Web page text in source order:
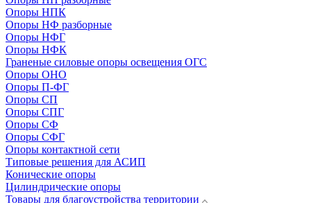
Опоры НПК
Опоры НФ разборные
Опоры НФГ
Опоры НФК
Граненые силовые опоры освещения ОГС
Опоры ОНО
Опоры П-ФГ
Опоры СП
Опоры СПГ
Опоры СФ
Опоры СФГ
Опоры контактной сети
Типовые решения для АСИП
Конические опоры
Цилиндрические опоры
Товары для благоустройства территории